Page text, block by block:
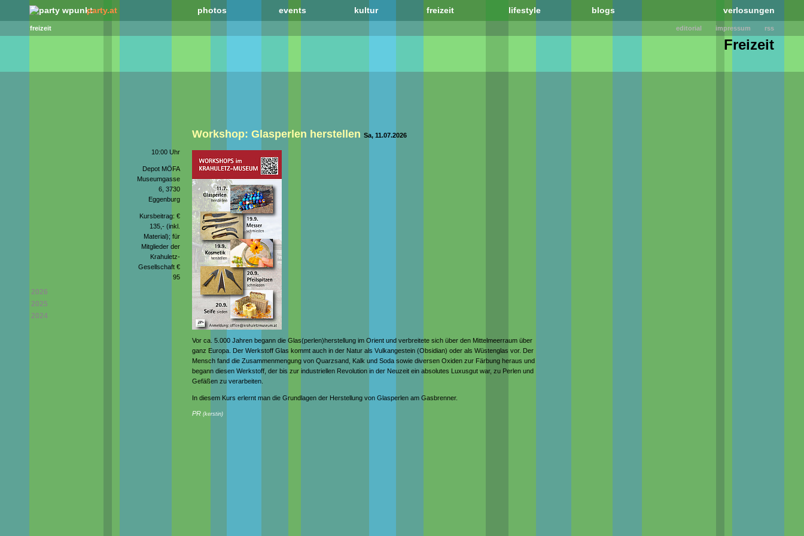
party.at photos events kultur freizeit lifestyle blogs verlosungen
freizeit editorial impressum rss
Freizeit
2026
2025
2024
Workshop: Glasperlen herstellen Sa, 11.07.2026
10:00 Uhr
Depot MÖFA
Museumgasse
6, 3730
Eggenburg
Kursbeitrag: €
135,- (inkl.
Material); für
Mitglieder der
Krahuletz-
Gesellschaft €
95
Vor ca. 5.000 Jahren begann die Glas(perlen)herstellung im Orient und verbreitete sich über den Mittelmeerraum über
ganz Europa. Der Werkstoff Glas kommt auch in der Natur als Vulkangestein (Obsidian) oder als Wüstenglas vor. Der
Mensch fand die Zusammenmengung von Quarzsand, Kalk und Soda sowie diversen Oxiden zur Färbung heraus und
begann diesen Werkstoff, der bis zur industriellen Revolution in der Neuzeit ein absolutes Luxusgut war, zu Perlen und
Gefäßen zu verarbeiten.
In diesem Kurs erlernt man die Grundlagen der Herstellung von Glasperlen am Gasbrenner.
PR (kerstin)